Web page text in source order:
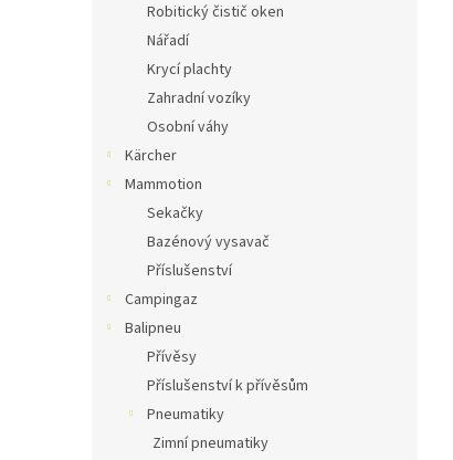
Robitický čistič oken
Nářadí
Krycí plachty
Zahradní vozíky
Osobní váhy
Kärcher
Mammotion
Sekačky
Bazénový vysavač
Příslušenství
Campingaz
Balipneu
Přívěsy
Příslušenství k přívěsům
Pneumatiky
Zimní pneumatiky